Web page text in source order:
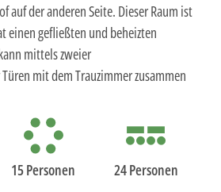
auf der anderen Seite. Dieser Raum ist
einen gefließten und beheizten
mittels zweier
mit dem Trauzimmer zusammen
15 Personen
24 Personen